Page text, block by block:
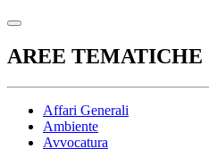
AREE TEMATICHE
Affari Generali
Ambiente
Avvocatura